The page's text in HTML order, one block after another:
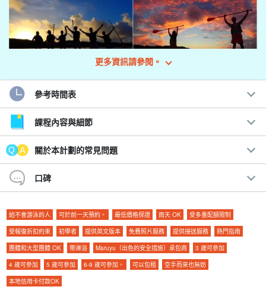
令人印象深刻的日出日出 SUPor 獨木舟之旅
清晨的 SUP 巡航穿越紅樹林。
對於那些想在旅行的最後一天玩到最後一分鐘，或者想在石垣島看
新年第一個日出的人來說。
建議：
◆包含免費相片資料
包括免費租借觀光器材
◆旅遊參與者福利頁面介紹。
◆ 參加日期。
更多資訊請參閱。
參考時間表
課程內容與細節
關於本計劃的常見問題
口碑
給不會游泳的人 可於前一天預約。 最低價格保證 雨天 OK
受多重配額限制
受報復折扣約束
初學者 提供英文版本 免費照片服務 提供接送服務
熱門指南
團體和大型團體 OK
帶淋浴 Maruyu（出色的安全措施）承包商
3 歲可參加
4 歲可參加
5 歲可參加 6-9 歲可參加。 可以包租
空手而來也無妨
本地信用卡付款OK